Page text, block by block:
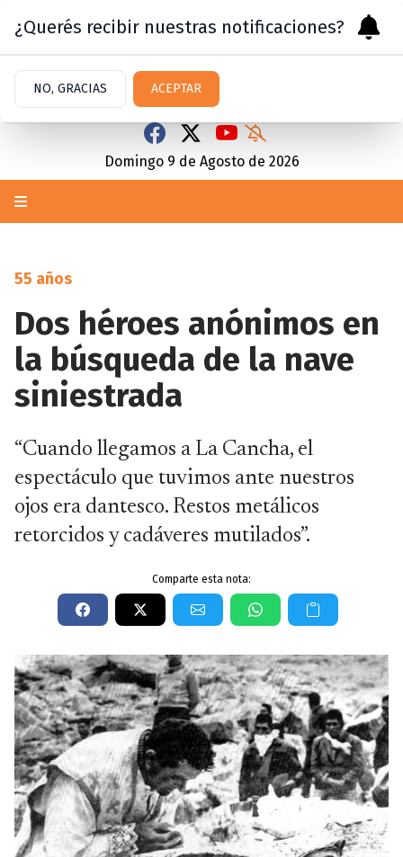
Domingo 9 de Agosto de 2026
55 años
Dos héroes anónimos en
la búsqueda de la nave
siniestrada
“Cuando llegamos a La Cancha, el
espectáculo que tuvimos ante nuestros
ojos era dantesco. Restos metálicos
retorcidos y cadáveres mutilados”.
Comparte esta nota:
¿Querés recibir nuestras notificaciones?
NO, GRACIAS ACEPTAR